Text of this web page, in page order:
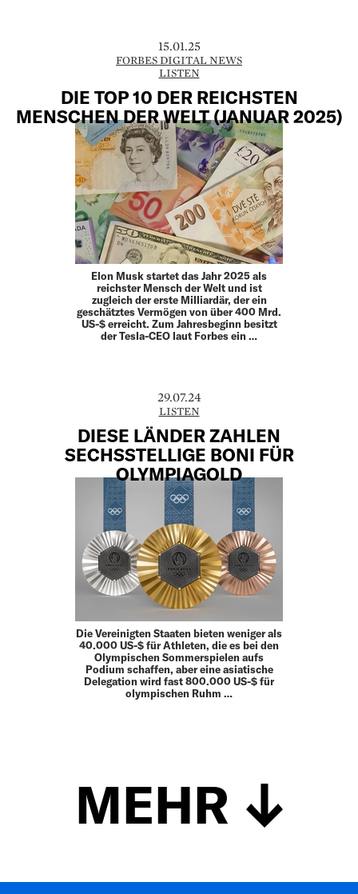
15.01.25
FORBES DIGITAL NEWS
LISTEN
DIE TOP 10 DER REICHSTEN
MENSCHEN DER WELT (JANUAR 2025)
Elon Musk startet das Jahr 2025 als
reichster Mensch der Welt und ist
zugleich der erste Milliardär, der ein
geschätztes Vermögen von über 400 Mrd.
US-$ erreicht. Zum Jahresbeginn besitzt
der Tesla-CEO laut Forbes ein …
29.07.24
LISTEN
DIESE LÄNDER ZAHLEN
SECHSSTELLIGE BONI FÜR
OLYMPIAGOLD
Die Vereinigten Staaten bieten weniger als
40.000 US-$ für Athleten, die es bei den
Olympischen Sommerspielen aufs
Podium schaffen, aber eine asiatische
Delegation wird fast 800.000 US-$ für
olympischen Ruhm …
MEHR